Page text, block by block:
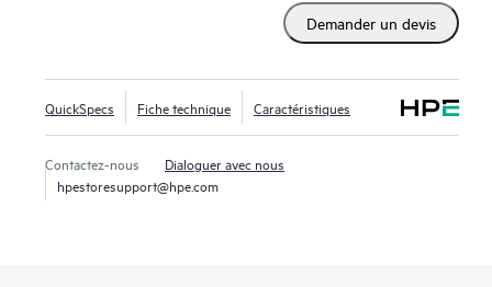
Demander un devis
QuickSpecs Fiche technique Caractéristiques
Contactez-nous
Dialoguer avec nous
hpestoresupport@hpe.com